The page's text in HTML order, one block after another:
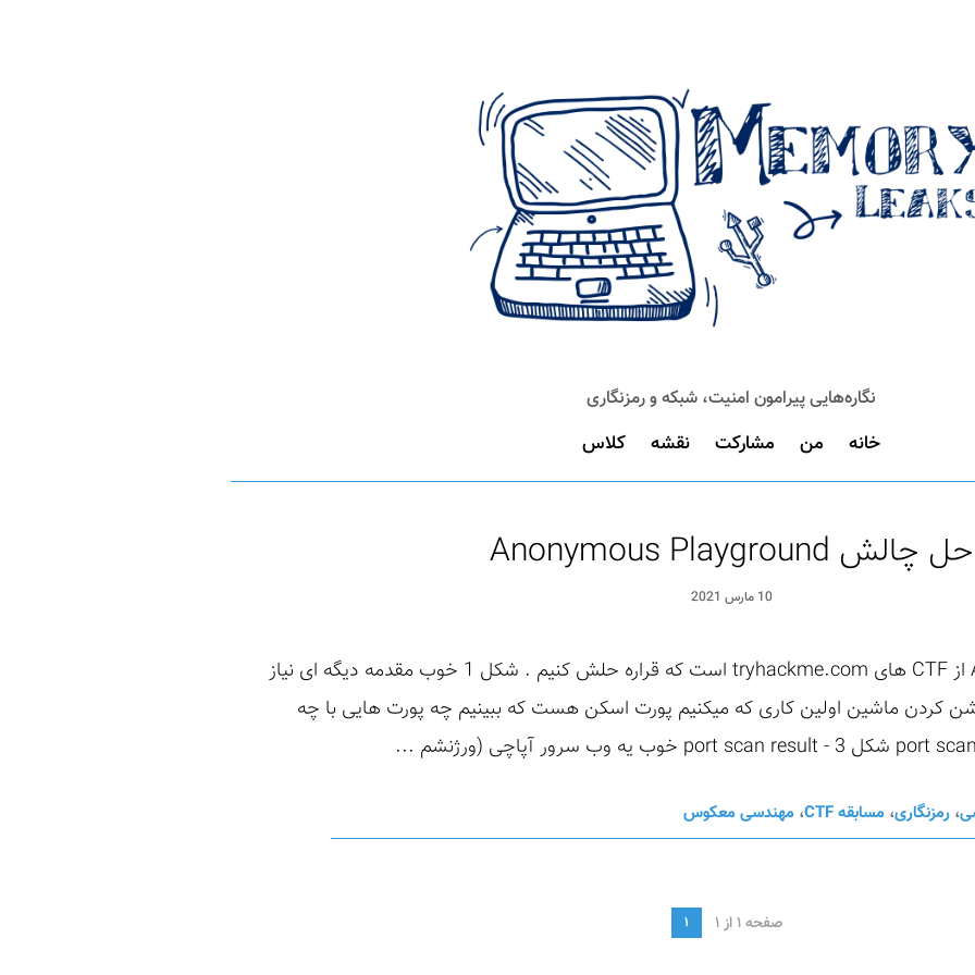
نگاره‌هایی پیرامون امنیت، شبکه و رمزنگاری
خانه من مشارکت نقشه کلاس
حل چالش Anonymous Playground
10 مارس 2021
چالش Anonymous Playground از CTF های tryhackme.com است که قراره حلش کنیم . شکل 1 خوب مقدمه دیگه ای نیاز
کردن ماشین اولین کاری که میکنیم پورت اسکن هست که ببینیم چه پورت هایی با چه
، رمزنگاری، مسابقه CTF ، مهندسی معکوس
صفحه 1 از 1 1